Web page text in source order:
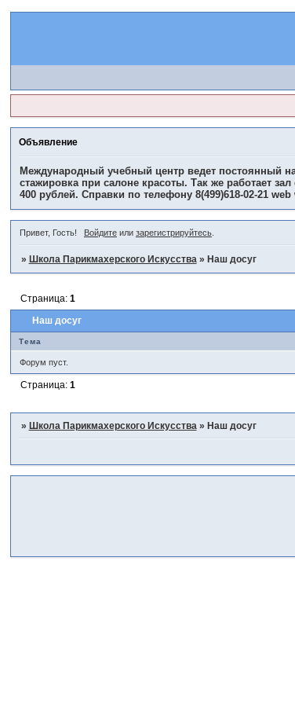
Объявление
Международный учебный центр ведет постоянный
стажировка при салоне красоты. Так же работает
400 рублей. Справки по телефону 8(499)618-02-21
Привет, Гость! Войдитеили зарегистрируйтесь.
» Школа Парикмахерского Искусства » Наш досуг
Наш досуг
Страница: 1
Тема
Форум пуст.
Страница: 1
» Школа Парикмахерского Искусства » Наш досуг